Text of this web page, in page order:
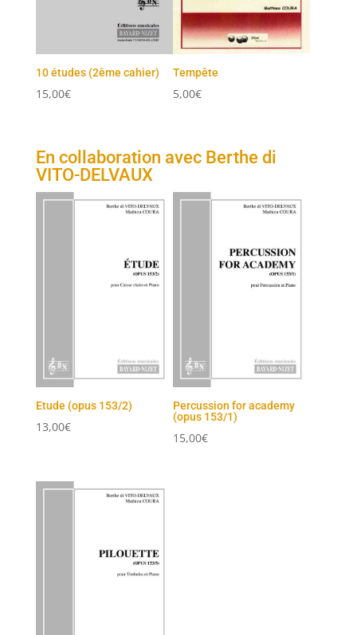
10 études (2ème cahier)
15,00€
Tempête
5,00€
En collaboration avec Berthe di
VITO-DELVAUX
Etude (opus 153/2)
13,00€
Percussion for academy
(opus 153/1)
15,00€